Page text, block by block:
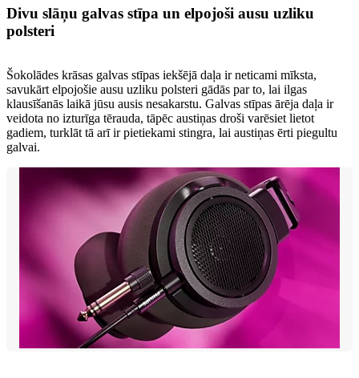
Divu slāņu galvas stīpa un elpojoši ausu uzliku
polsteri
Šokolādes krāsas galvas stīpas iekšējā daļa ir neticami mīksta,
savukārt elpojošie ausu uzliku polsteri gādās par to, lai ilgas
klausīšanās laikā jūsu ausis nesakarstu. Galvas stīpas ārēja daļa ir
veidota no izturīga tērauda, tāpēc austiņas droši varēsiet lietot
gadiem, turklāt tā arī ir pietiekami stingra, lai austiņas ērti piegultu
galvai.